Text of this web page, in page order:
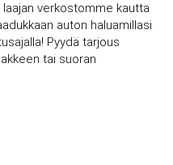
verkostomme kautta
auton haluamillasi
Pyydä tarjous
tai suoran